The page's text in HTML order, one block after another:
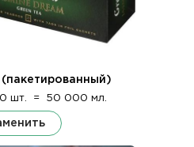
шт. = 50 000 мл.